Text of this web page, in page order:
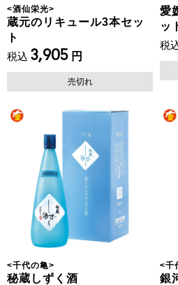
<酒仙栄光>
蔵元のリキュール3本セッ
ト
税込 3,905 円
売切れ
愛
ッ
税
<千代の亀>
秘蔵しずく酒
<千
銀